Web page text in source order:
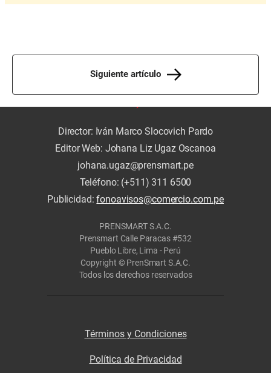
Siguiente artículo
Director: Iván Marco Slocovich Pardo
Editor Web: Johana Liz Ugaz Oscanoa
johana.ugaz@prensmart.pe
Teléfono: (+511) 311 6500
Publicidad:fonoavisos@comercio.com.pe
PRENSMART S.A.C.
Prensmart Calle Paracas #532
Pueblo Libre, Lima - Perú
Copyright © PrenSmart S.A.C.
Todos los derechos reservados
Términos y Condiciones
Política de Privacidad